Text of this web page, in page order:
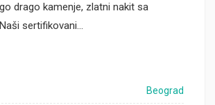
drago kamenje, zlatni nakit sa
sertifikovani…
Beograd